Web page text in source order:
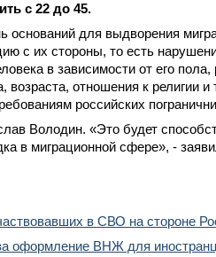
с 22 до 45.
оснований для выдворения
с их стороны, то есть
в зависимости от его
возраста, отношения к религии и
российских
Володин. «Это будет
в миграционной сфере», -
в СВО на стороне
оформление ВНЖ для